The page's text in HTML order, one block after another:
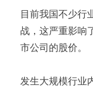
目前我国不少行
战，这严重影响
市公司的股价。
发生大规模行业